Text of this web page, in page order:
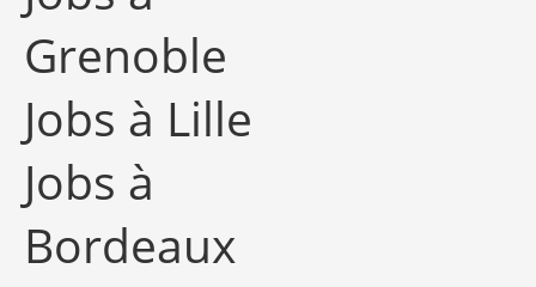
Grenoble
Jobs à Lille
Jobs à
Bordeaux